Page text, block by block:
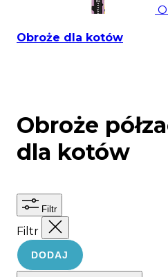
Obroże dla kotów
Obroże
dla kotów
Filtr
Filtr
DODAJ